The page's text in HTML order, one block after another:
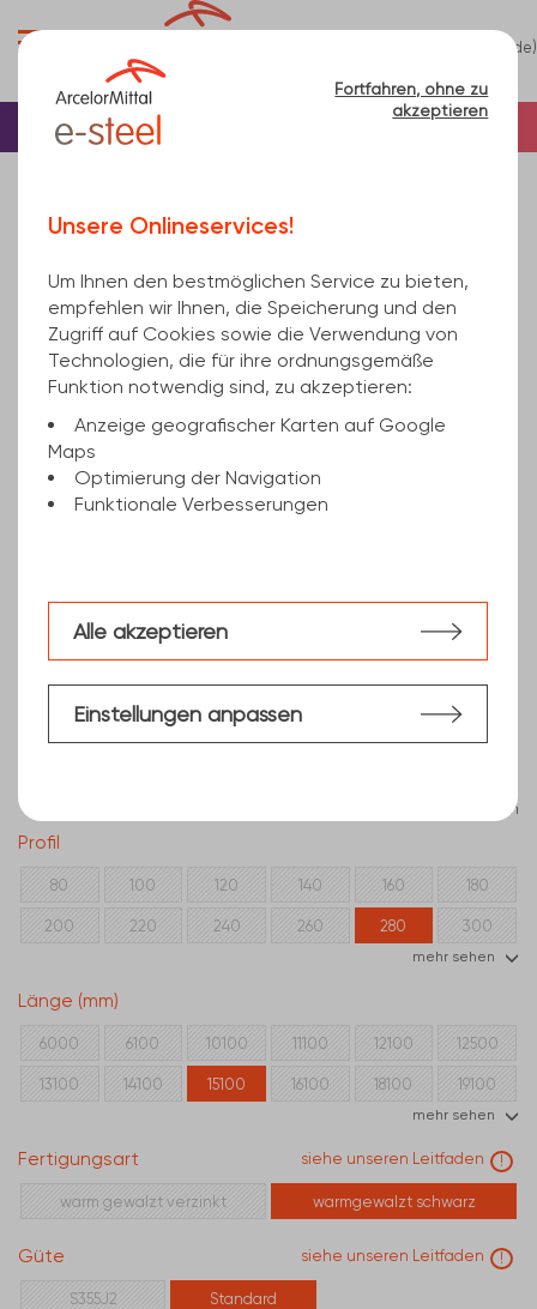
(de)
Startseite Träger/Profile
UPN280 EN 10279, Standard EN 10025-2 15100
Filter löschen
Profil
80 100 120 140 160 180
200 220 240 260 280 300
mehr sehen
Länge (mm)
6000 6100 10100 11100 12100 12500
13100 14100 15100 16100 18100 19100
mehr sehen
Fertigungsart siehe unseren Leitfaden !
warm gewalzt verzinkt warmgewalzt schwarz
Güte siehe unseren Leitfaden !
S355J2 Standard
Fortfahren, ohne zu
akzeptieren
Unsere Onlineservices!
Um Ihnen den bestmöglichen Service zu bieten,
empfehlen wir Ihnen, die Speicherung und den
Zugriff auf Cookies sowie die Verwendung von
Technologien, die für ihre ordnungsgemäße
Funktion notwendig sind, zu akzeptieren:
Anzeige geografischer Karten auf Google
Maps
Optimierung der Navigation
Funktionale Verbesserungen
Einstellungen anpassen
Alle akzeptieren